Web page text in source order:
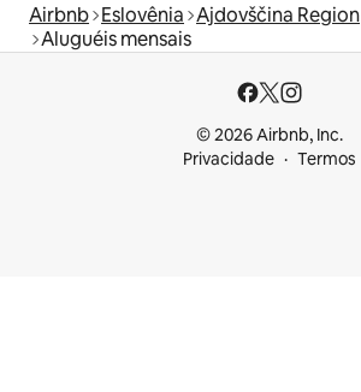
Airbnb Eslovênia Ajdovščina Region
Aluguéis mensais
© 2026 Airbnb, Inc.
Privacidade
Termos